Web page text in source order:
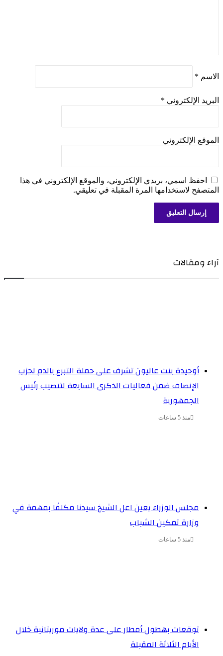
*
الإلكتروني*
الإلكتروني
احفظ اسمي، بريدي الإلكتروني، والموقع الإلكتروني في هذا
لاستخدامها المرة المقبلة في تعليقي.
ومقالات
أوحيدة بنت عاليون تشرف على حملة التبرع بالدم لحزب
الإنصاف ضمن فعاليات الذكرى السابعة لتنصيب رئيس
الجمهورية
منذ 5 ساعات
مجلس الوزراء يعين اعل الشيخ سيدنا مكلفًا بمهمة في
وزارة تمكين الشباب
منذ 5 ساعات
توقعات بهطول أمطار على عدة ولايات موريتانية خلال
الأيام الثلاثة المقبلة